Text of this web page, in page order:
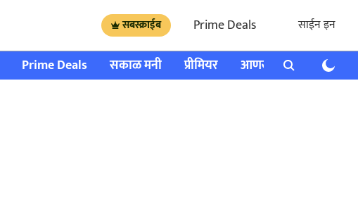
सबस्क्राईब Prime Deals साईन इन
Prime Deals सकाळ मनी प्रीमियर आणखी राशी भविष्य